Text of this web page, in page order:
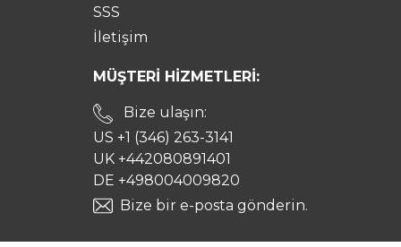
SSS
İletişim
MÜŞTERİ HİZMETLERİ:
Bize ulaşın:
US +1 (346) 263-3141
UK +442080891401
DE +498004009820
Bize bir e-posta gönderin.